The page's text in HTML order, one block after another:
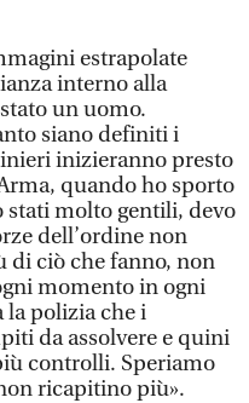
estrapolate
interno alla
un uomo.
siano definiti i
inizieranno presto
quando ho sporto
stati molto gentili, devo
dell’ordine non
di ciò che fanno, non
momento in ogni
la polizia che i
da assolvere e quini
controlli. Speriamo
ricapitino più».